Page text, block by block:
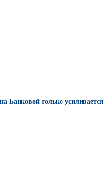
Банковой только усиливается